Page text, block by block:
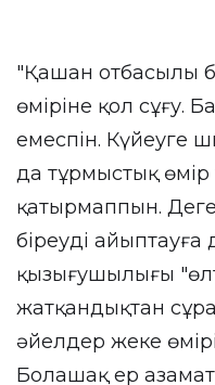
"Қашан отбасылы
өміріне қол сұғу.
емеспін. Күйеуге
да тұрмыстық
қатырмаппын.
біреуді айыптауға
қызығушылығы
жатқандықтан
әйелдер жеке
Болашақ ер